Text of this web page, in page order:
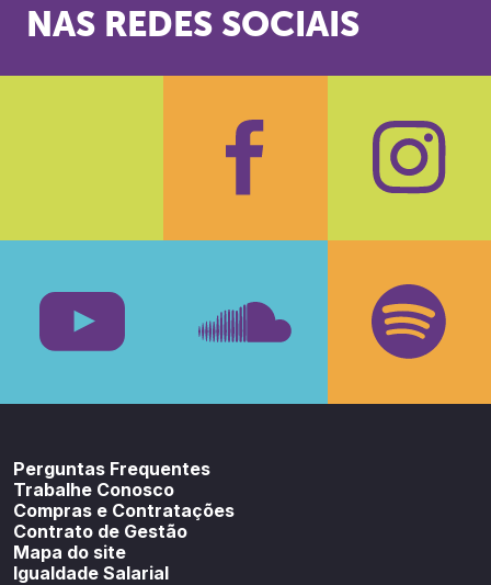
NAS REDES SOCIAIS
Facebook
Perguntas Frequentes
Trabalhe Conosco
Compras e Contratações
Contrato de Gestão
Mapa do site
Igualdade Salarial